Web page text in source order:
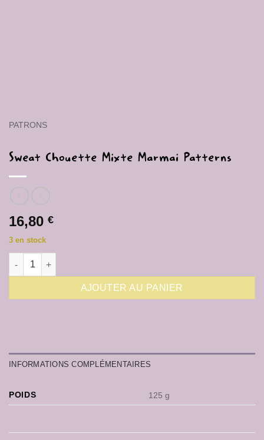
PATRONS
Sweat Chouette Mixte Marmai Patterns
16,80 €
3 en stock
quantité de Sweat Chouette Mixte Marmai Patterns
AJOUTER AU PANIER
INFORMATIONS COMPLÉMENTAIRES
POIDS 125 g